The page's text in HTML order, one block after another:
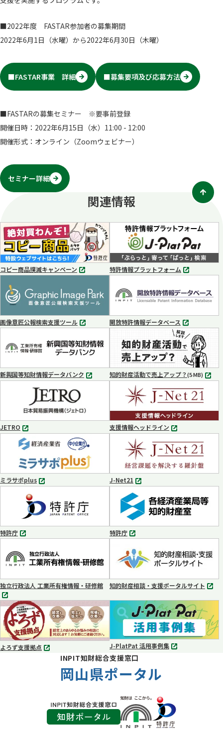
■2022年度 FASTAR参加者の募集期間
2022年6月1日（水曜）から2022年6月30日（木曜）
■FASTAR事業 詳細 ■募集要項及び応募方法
■FASTARの募集セミナー ※要事前登録
開催日時：2022年6月15日（水）11:00 - 12:00
開催形式：オンライン（Zoomウェビナー）
セミナー詳細
関連情報
コピー商品撲滅キャンペーン
別
で
開
く
特許情報プラットフォーム
別
ブ
で
く
画像意匠公報検索支援ツール
別
ブ
で
く
開放特許情報データベース
別
タ
ブ
で
開
く
新興国等知財情報データバンク
別
開
く
知的財産活動で売上アップ？(5 MB) MP4
JETRO
別
タ
ブ
で
開
く
支援情報ヘッドライン
別
タ
ブ
で
開
く
ミラサポplus
別
ブ
で
開
く
J-Net21
別
タ
ブ
で
開
く
特許庁
別
ブ
で
く
特許庁
別
ブ
で
開
く
独立行政法人 工業所有権情報・研修館
別
タ
ブ
で
知的財産相談・支援ポータルサイト
別
タ
開
く
よろず支援拠点
別
J-PlatPat 活用事例集
別
INPIT知財総合支援窓口
岡山県ポータル